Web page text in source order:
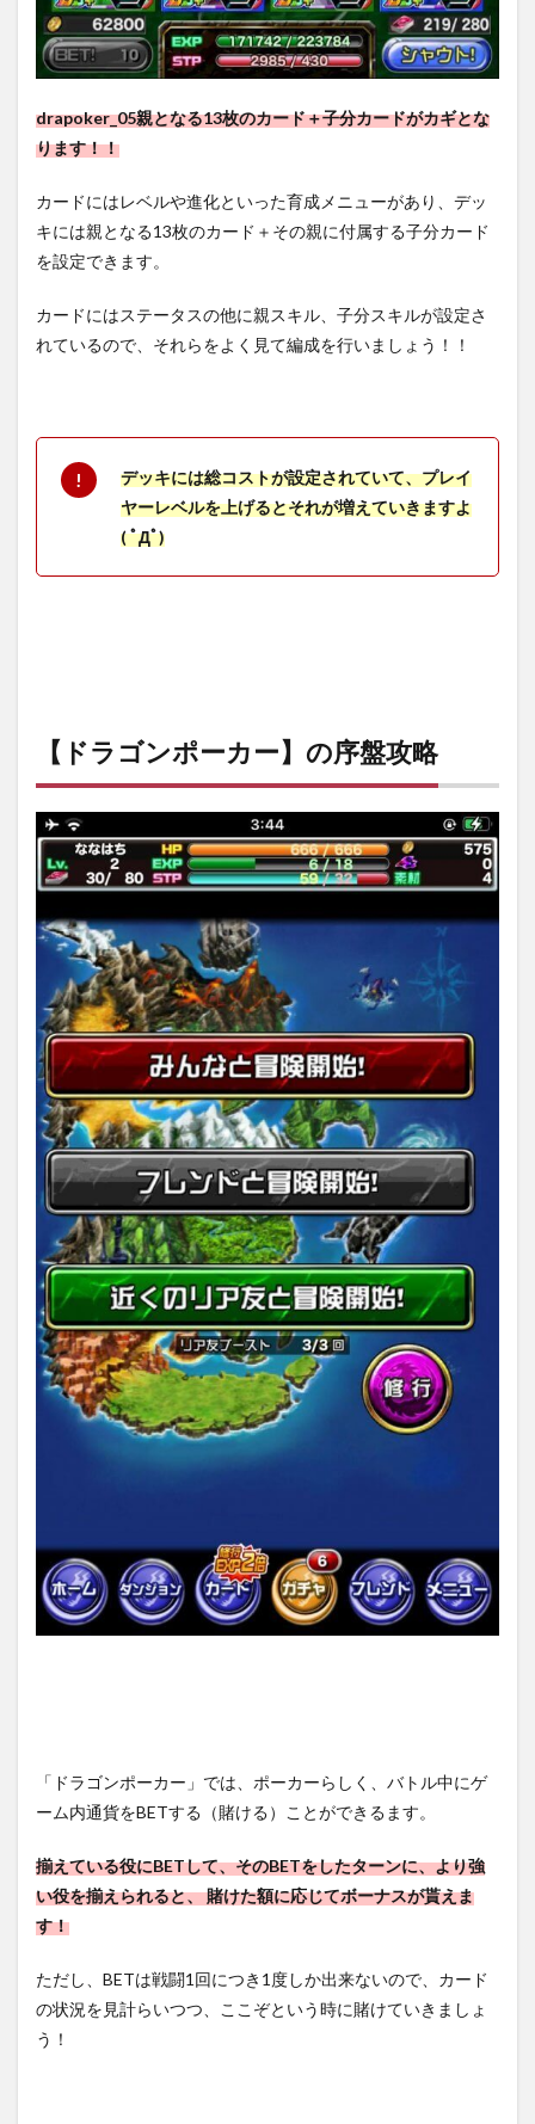
drapoker_05親となる13枚のカード＋子分カードがカギとな
ります！！
カードにはレベルや進化といった育成メニューがあり、デッ
キには親となる13枚のカード＋その親に付属する子分カード
を設定できます。
カードにはステータスの他に親スキル、子分スキルが設定さ
れているので、それらをよく見て編成を行いましょう！！
デッキには総コストが設定されていて、プレイ
ヤーレベルを上げるとそれが増えていきますよ
( ﾟДﾟ)
【ドラゴンポーカー】の序盤攻略
「ドラゴンポーカー」では、ポーカーらしく、バトル中にゲ
ーム内通貨をBETする（賭ける）ことができるます。
揃えている役にBETして、そのBETをしたターンに、より強
い役を揃えられると、 賭けた額に応じてボーナスが貰えま
す！
ただし、BETは戦闘1回につき1度しか出来ないので、カード
の状況を見計らいつつ、ここぞという時に賭けていきましょ
う！